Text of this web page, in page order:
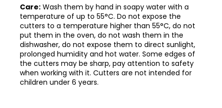
Care: Wash them by hand in soapy water with a
temperature of up to 55°C. Do not expose the
cutters to a temperature higher than 55°C, do not
put them in the oven, do not wash them in the
dishwasher, do not expose them to direct sunlight,
prolonged humidity and hot water. Some edges of
the cutters may be sharp, pay attention to safety
when working with it. Cutters are not intended for
children under 6 years.